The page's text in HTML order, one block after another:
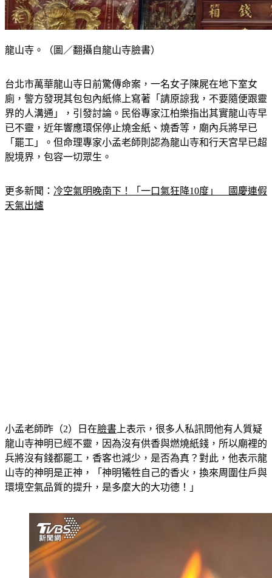
台北市萬華龍山寺日前驚傳命案，一名女子陳屍在地下室女
廁，警方發現其包包內紙條上寫著「請原諒我，不要隨便跟靈
界的人溝通」，引發討論。民俗專家江柏樂指出其實龍山寺早
已不靈，近年響應環保停止燒金紙、燒香等，廟內兵將早已
「罷工」。但命理專家小孟老師則認為龍山寺和行天宮早已超
更多新聞：
小孟老師昨（2）日在臉書上表示，很多人私訊問他有人質疑
龍山寺神明已經不靈，因為沒有供香與燃燒紙錢，所以廟裡的
兵將沒有錢都罷工，香客也減少，是否為真？對此，他表示龍
山寺的神明是正神，「神明犧牲自己的香火，換來周圍住戶與